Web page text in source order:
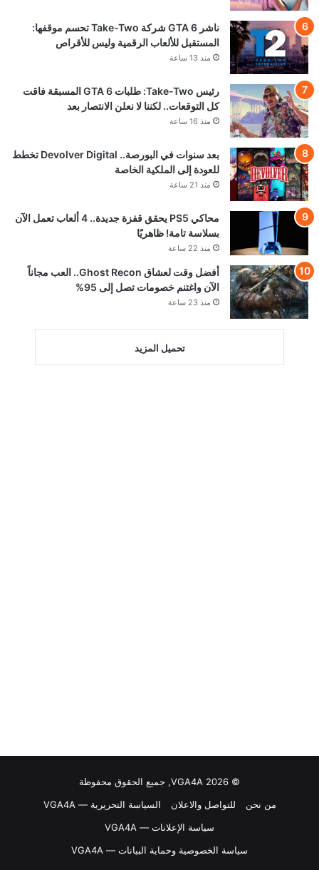
ناشر GTA 6 شركة Take-Two تحسم موقفها:
المستقبل للألعاب الرقمية وليس للأقراص
منذ 13 ساعة
رئيس Take-Two: طلبات GTA 6 المسبقة فاقت
كل التوقعات.. لكننا لا نعلن الانتصار بعد
منذ 16 ساعة
بعد سنوات في البورصة.. Devolver Digital تخطط
للعودة إلى الملكية الخاصة
منذ 21 ساعة
محاكي PS5 يحقق قفزة جديدة.. 4 ألعاب تعمل الآن
بسلاسة تامة! ظاهريًا
منذ 22 ساعة
أفضل وقت لعشاق Ghost Recon.. العب مجاناً
الآن واغتنم خصومات تصل إلى 95%
منذ 23 ساعة
تحميل المزيد
© VGA4A 2026, جميع الحقوق محفوظة
من نحن
للتواصل والاعلان
السياسة التحريرية — VGA4A
سياسة الإعلانات — VGA4A
سياسة الخصوصية وحماية البيانات — VGA4A